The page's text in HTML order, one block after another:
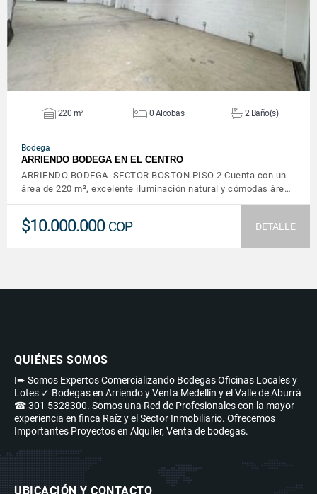
220 m² 0 Alcobas 2 Baño(s)
Bodega
ARRIENDO BODEGA EN EL CENTRO
ARRIENDO BODEGA SECTOR BOSTON PISO 2 Cuenta con un
área de 220 m², excelente iluminación natural y cómodas áre…
$10.000.000 COP DETALLE
QUIÉNES SOMOS
I➨ Somos Expertos Comercializando Bodegas Oficinas Locales y
Lotes ✓ Bodegas en Arriendo y Venta Medellín y el Valle de Aburrá
☎ 301 5328300. Somos una Red de Profesionales con la mayor
experiencia en finca Raíz y el Sector Inmobiliario. Ofrecemos
Importantes Proyectos en Alquiler, Venta de bodegas.
UBICACIÓN Y CONTACTO